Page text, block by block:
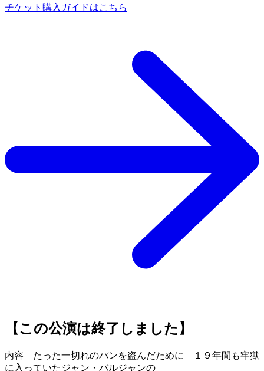
チケット購入ガイドはこちら
【この公演は終了しました】
内容 たった一切れのパンを盗んだために １９年間も牢獄
に入っていたジャン・バルジャンの